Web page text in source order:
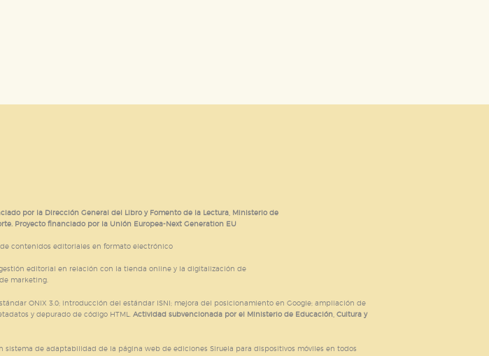
por la Dirección General del Libro y Fomento de la Lectura, Ministerio de
Proyecto financiado por la Unión Europea-Next Generation EU
contenidos editoriales en formato electrónico
editorial en relación con la tienda online y la digitalización de
marketing.
ONIX 3.0; introducción del estándar ISNI; mejora del posicionamiento en Google; ampliación de
y depurado de código HTML. Actividad subvencionada por el Ministerio de Educación, Cultura y
sistema de adaptabilidad de la página web de ediciones Siruela para dispositivos móviles en todos